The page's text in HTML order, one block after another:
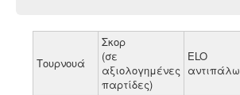
Τουρνουά
Σκορ
(σε
αξιολογημένες
παρτίδες)
ELO